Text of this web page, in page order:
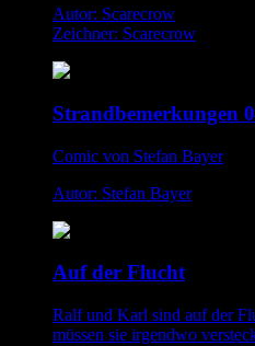
Autor: Scarecrow
Zeichner: Scarecrow
Strandbemerkungen
Comic von Stefan Bayer
Autor: Stefan Bayer
Auf der Flucht
Ralf und Karl sind auf der
müssen sie irgendwo